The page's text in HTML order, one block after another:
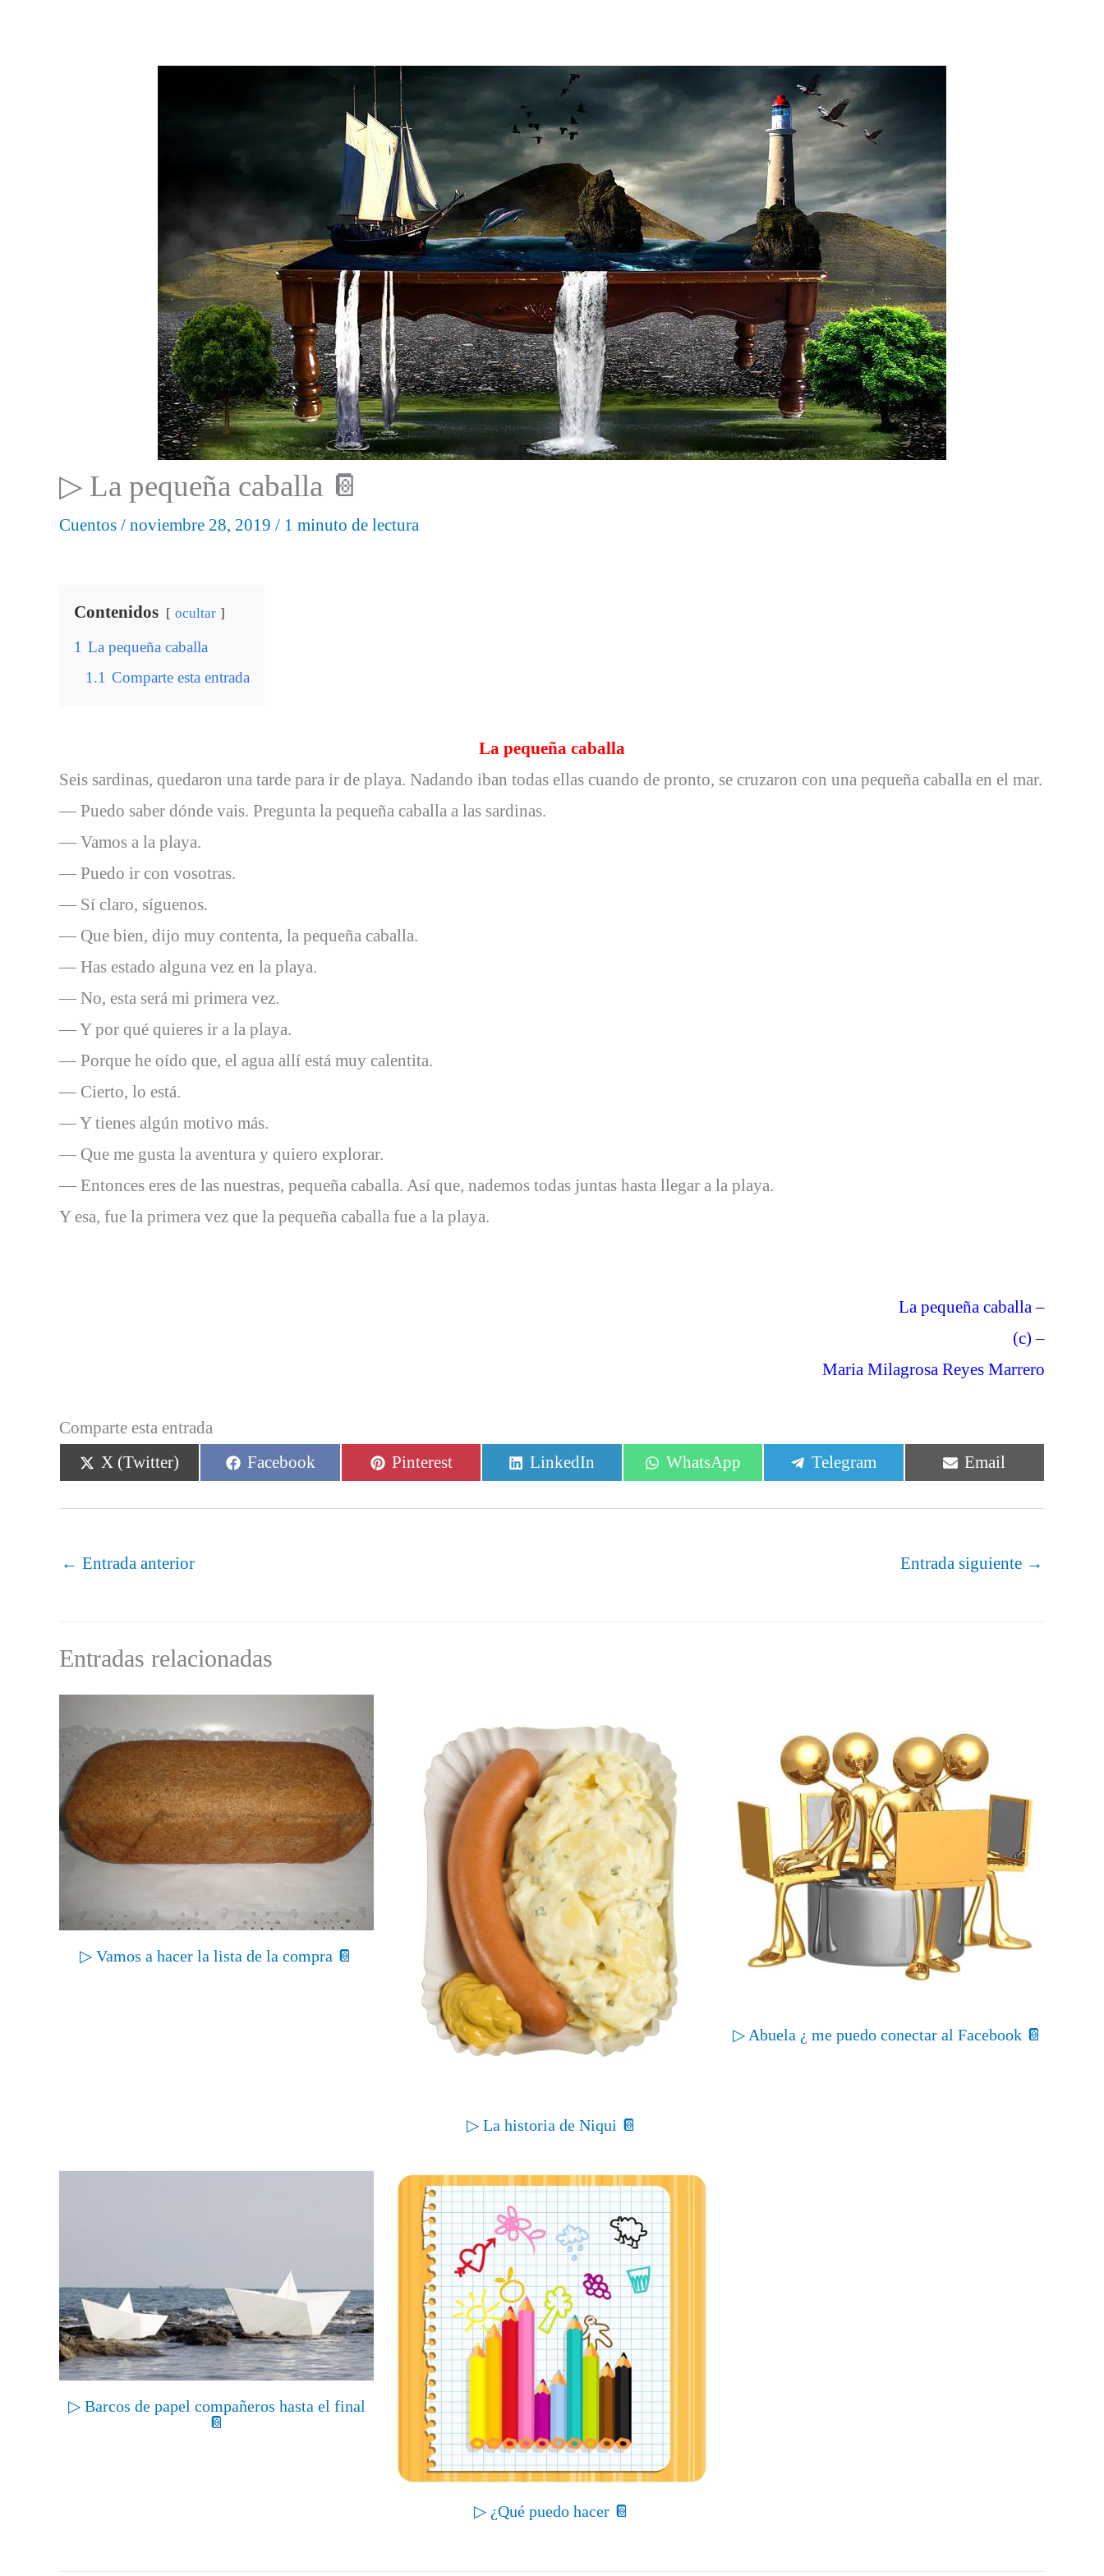
▷ La pequeña caballa 📔
Cuentos / noviembre 28, 2019 / 1 minuto de lectura
Contenidos ocultar
1 La pequeña caballa
1.1 Comparte esta entrada
La pequeña caballa
Seis sardinas, quedaron una tarde para ir de playa. Nadando iban todas ellas cuando de pronto, se cruzaron con una pequeña caballa en el mar.
— Puedo saber dónde vais. Pregunta la pequeña caballa a las sardinas.
— Vamos a la playa.
— Puedo ir con vosotras.
— Sí claro, síguenos.
— Que bien, dijo muy contenta, la pequeña caballa.
— Has estado alguna vez en la playa.
— No, esta será mi primera vez.
— Y por qué quieres ir a la playa.
— Porque he oído que, el agua allí está muy calentita.
— Cierto, lo está.
— Y tienes algún motivo más.
— Que me gusta la aventura y quiero explorar.
— Entonces eres de las nuestras, pequeña caballa. Así que, nademos todas juntas hasta llegar a la playa.
Y esa, fue la primera vez que la pequeña caballa fue a la playa.
La pequeña caballa –
(c) –
Maria Milagrosa Reyes Marrero
Comparte esta entrada
Compartir
en
X (Twitter)
Compartir
en
Facebook
Compartir
en
Pinterest
Compartir
en
LinkedIn
Compartir
en
WhatsApp
Compartir
en
Telegram
Compartir
en
Email
← Entrada anterior Entrada siguiente →
Entradas relacionadas
▷ Vamos a hacer la lista de la compra 📔
▷ La historia de Niqui 📔
▷ Abuela ¿ me puedo conectar al Facebook 📔
▷ Barcos de papel compañeros hasta el final
📔
▷ ¿Qué puedo hacer 📔